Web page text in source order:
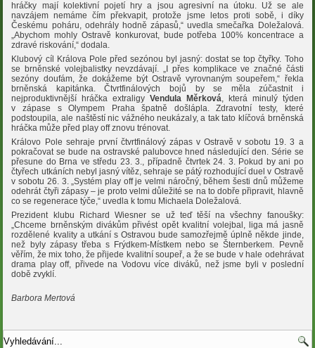
hráčky mají kolektivní pojetí hry a jsou agresivní na útoku. Už se ale
navzájem nemáme čím překvapit, protože jsme letos proti sobě, i díky
Českému poháru, odehrály hodně zápasů,“ uvedla smečařka Doležalová.
„Abychom mohly Ostravě konkurovat, bude potřeba 100% koncentrace a
zdravé riskování,“ dodala.
Klubový cíl Králova Pole před sezónou byl jasný: dostat se top čtyřky. Toho
se brněnské volejbalistky nevzdávají. „I přes komplikace ve značné části
sezóny doufám, že dokážeme být Ostravě vyrovnaným soupeřem,“ řekla
brněnská kapitánka. Čtvrtfinálových bojů by se měla zúčastnit i
nejproduktivnější hráčka extraligyVendula Měrková , která minulý týden
v zápase s Olympem Praha špatně došlápla. Zdravotní testy, které
podstoupila, ale naštěstí nic vážného neukázaly, a tak tato klíčová brněnská
hráčka může před play off znovu trénovat.
Královo Pole sehraje první čtvrtfinálový zápas v Ostravě v sobotu 19. 3 a
pokračovat se bude na ostravské palubovce hned následující den. Série se
přesune do Brna ve středu 23. 3., případně čtvrtek 24. 3. Pokud by ani po
čtyřech utkáních nebyl jasný vítěz, sehraje se pátý rozhodující duel v Ostravě
v sobotu 26. 3. „Systém play off je velmi náročný, během šesti dnů můžeme
odehrát čtyři zápasy – je proto velmi důležité se na to dobře připravit, hlavně
co se regenerace týče,“ uvedla k tomu Michaela Doležalová.
Prezident klubu Richard Wiesner se už teď těší na všechny fanoušky:
„Chceme brněnským divákům přivést opět kvalitní volejbal, liga má jasně
rozdělené kvality a utkání s Ostravou bude samozřejmě úplně někde jinde,
než byly zápasy třeba s Frýdkem-Místkem nebo se Šternberkem. Pevně
věřím, že mix toho, že přijede kvalitní soupeř, a že se bude v hale odehrávat
drama play off, přivede na Vodovu více diváků, než jsme byli v poslední
době zvyklí.
Barbora Mertová